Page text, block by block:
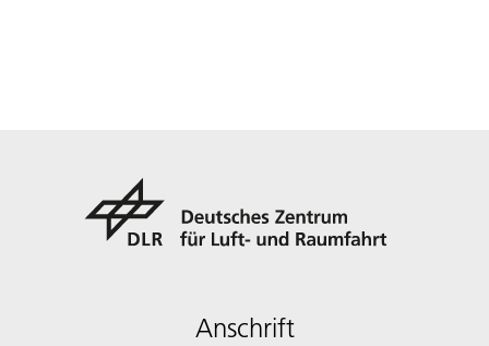
Anschrift